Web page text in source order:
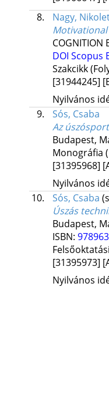
8.
Nagy,
COGNITION
DOI Scopus
Szakcikk
[31944245]
Nyilvános
9.
Sós, Csaba
Az
Budapest,
Monográfia
[31395968]
Nyilvános
10.
Sós, Csaba
Úszás
Budapest,
ISBN:
[31395973]
Nyilvános